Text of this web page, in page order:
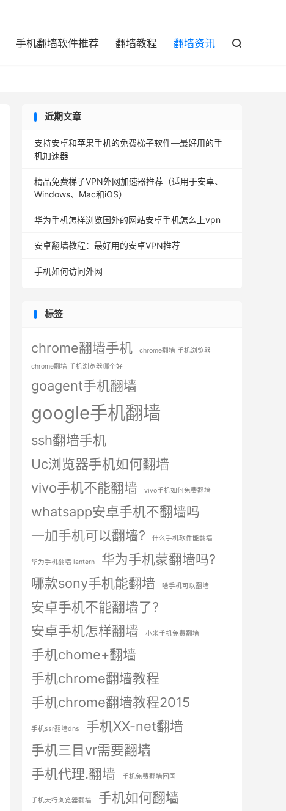
手机翻墙软件推荐 翻墙教程 翻墙资讯 
近期文章
支持安卓和苹果手机的免费梯子软件—最好用的手
机加速器
精品免费梯子VPN外网加速器推荐（适用于安卓、
Windows、Mac和iOS）
华为手机怎样浏览国外的网站安卓手机怎么上vpn
安卓翻墙教程：最好用的安卓VPN推荐
手机如何访问外网
标签
chrome翻墙手机
chrome翻墙 手机浏览器
chrome翻墙 手机浏览器哪个好
goagent手机翻墙
google手机翻墙
ssh翻墙手机
Uc浏览器手机如何翻墙
vivo手机不能翻墙
vivo手机如何免费翻墙
whatsapp安卓手机不翻墙吗
一加手机可以翻墙?
什么手机软件能翻墙
华为手机翻墙 lantern
华为手机蒙翻墙吗?
哪款sony手机能翻墙
啥手机可以翻墙
安卓手机不能翻墙了?
安卓手机怎样翻墙
小米手机免费翻墙
手机chome+翻墙
手机chrome翻墙教程
手机chrome翻墙教程2015
手机ssr翻墙dns
手机XX-net翻墙
手机三目vr需要翻墙
手机代理.翻墙
手机免费翻墙回国
手机天行浏览器翻墙
手机如何翻墙